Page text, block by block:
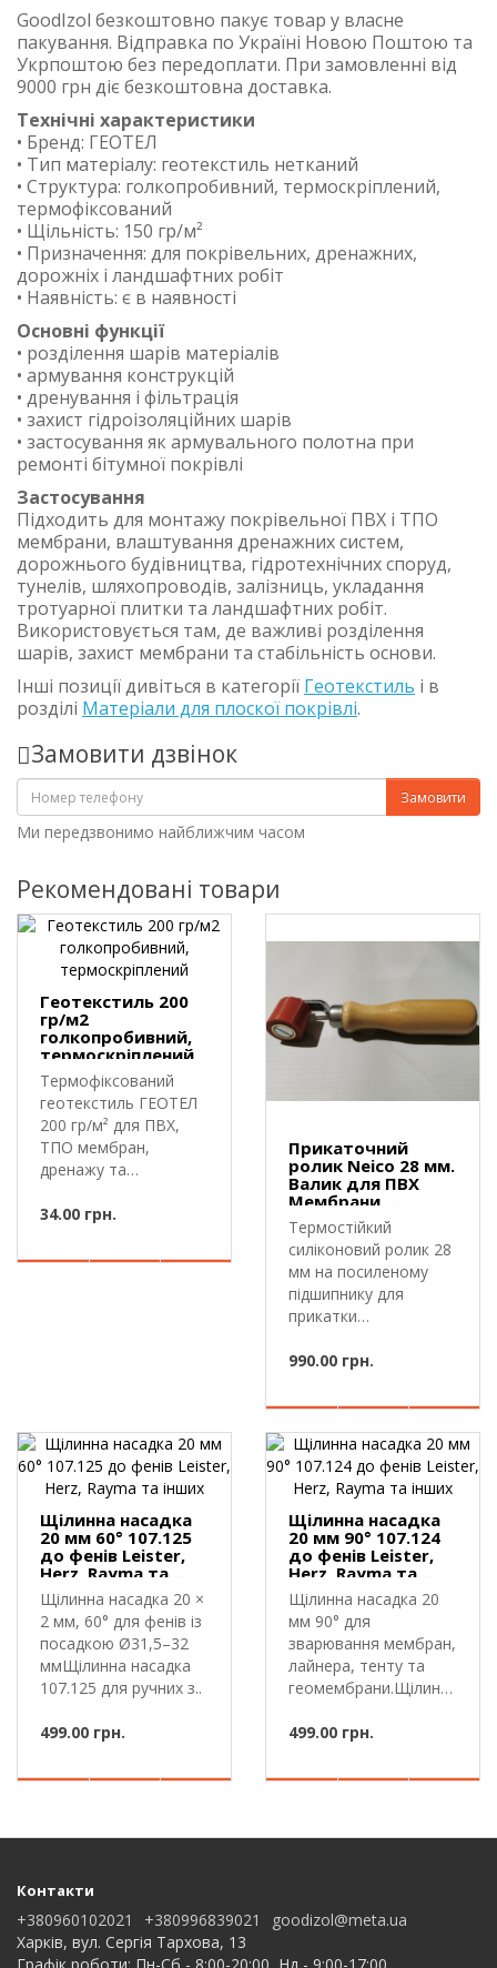
GoodIzol безкоштовно пакує товар у власне
пакування. Відправка по Україні Новою Поштою та
Укрпоштою без передоплати. При замовленні від
9000 грн діє безкоштовна доставка.
Технічні характеристики
• Бренд: ГЕОТЕЛ
• Тип матеріалу: геотекстиль нетканий
• Структура: голкопробивний, термоскріплений,
термофіксований
• Щільність: 150 гр/м²
• Призначення: для покрівельних, дренажних,
дорожніх і ландшафтних робіт
• Наявність: є в наявності
Основні функції
• розділення шарів матеріалів
• армування конструкцій
• дренування і фільтрація
• захист гідроізоляційних шарів
• застосування як армувального полотна при
ремонті бітумної покрівлі
Застосування
Підходить для монтажу покрівельної ПВХ і ТПО
мембрани, влаштування дренажних систем,
дорожнього будівництва, гідротехнічних споруд,
тунелів, шляхопроводів, залізниць, укладання
тротуарної плитки та ландшафтних робіт.
Використовується там, де важливі розділення
шарів, захист мембрани та стабільність основи.
Інші позиції дивіться в категорії Геотекстиль і в
розділі Матеріали для плоскої покрівлі.
Замовити дзвінок
Замовити
Ми передзвонимо найближчим часом
Рекомендовані товари
Геотекстиль 200
гр/м2
голкопробивний,
термоскріплений
Термофіксований
геотекстиль ГЕОТЕЛ
200 гр/м² для ПВХ,
ТПО мембран,
дренажу та
ГЕОТЕ..
34.00 грн.
Прикаточний
ролик Neico 28 мм.
Валик для ПВХ
Мембрани,
лайнера, тенту
Термостійкий
силіконовий ролик 28
мм на посиленому
підшипнику для
прикатки
ролик Nei..
990.00 грн.
Щілинна насадка
20 мм 60° 107.125
до фенів Leister,
Herz, Rayma та
інших
Щілинна насадка 20 ×
2 мм, 60° для фенів із
посадкою Ø31,5–32
ммЩілинна насадка
107.125 для ручних з..
499.00 грн.
Щілинна насадка
20 мм 90° 107.124
до фенів Leister,
Herz, Rayma та
інших
Щілинна насадка 20
мм 90° для
зварювання мембран,
лайнера, тенту та
геомембрани.Щілинна
499.00 грн.
Контакти
+380960102021 +380996839021
goodizol@meta.ua
Харків, вул. Сергія Тархова, 13